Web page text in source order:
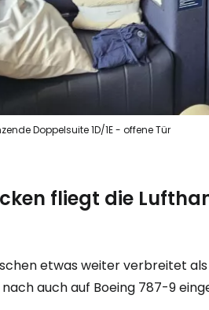
Doppelsuite 1D/1E - offene Tür
fliegt die
etwas weiter verbreitet
auch auf Boeing 787-9